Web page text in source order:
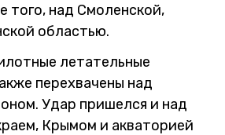
того, над Смоленской,
областью.
летательные
перехвачены над
Удар пришелся и над
Крымом и акваторией